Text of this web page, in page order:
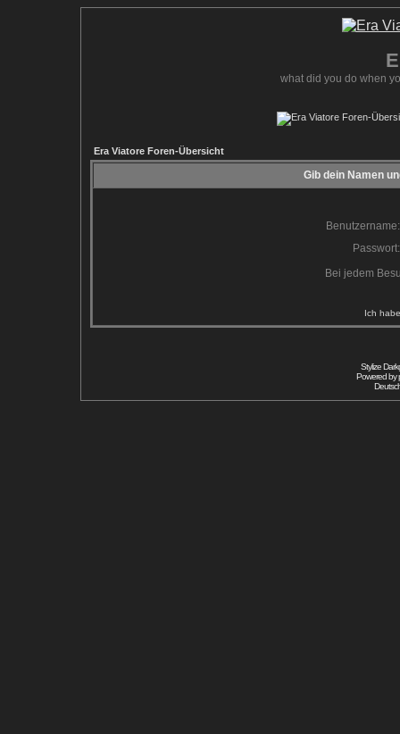
what did you do when
Era Viatore Foren-Übersicht
Gib dein Namen
Benutzername:
Passwort:
Bei jedem
Ich
Stylize
Powered by